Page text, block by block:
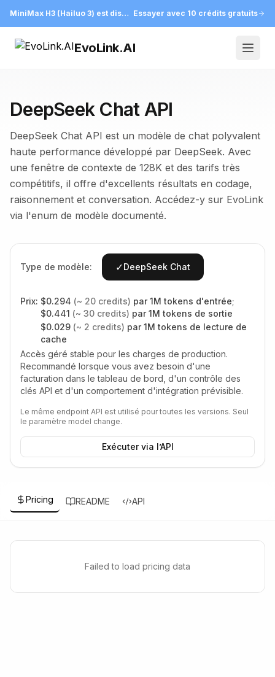
MiniMax H3 (Hailuo 3) est disponible sur EvoLink Essayer avec 10 crédits gratuits
EvoLink.AI
DeepSeek Chat API
DeepSeek Chat API est un modèle de chat polyvalent
haute performance développé par DeepSeek. Avec
une fenêtre de contexte de 128K et des tarifs très
compétitifs, il offre d'excellents résultats en codage,
raisonnement et conversation. Accédez-y sur EvoLink
via l'enum de modèle documenté.
Type de modèle: ✓DeepSeek Chat
Prix: $0.294 (~ 20 credits) par 1M tokens d'entrée;
$0.441 (~ 30 credits) par 1M tokens de sortie
$0.029 (~ 2 credits) par 1M tokens de lecture de
cache
Accès géré stable pour les charges de production.
Recommandé lorsque vous avez besoin d'une
facturation dans le tableau de bord, d'un contrôle des
clés API et d'un comportement d'intégration prévisible.
Le même endpoint API est utilisé pour toutes les versions. Seul
le paramètre model change.
Exécuter via l’API
Pricing README API
Failed to load pricing data